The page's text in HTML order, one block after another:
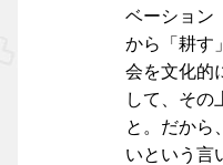
ベーション
から「耕す
会を文化的
して、その
と。だから
いという言